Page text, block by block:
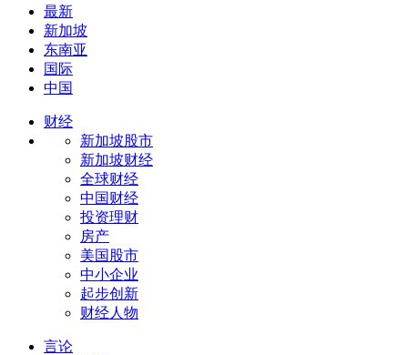
最新
新加坡
东南亚
国际
中国
财经
新加坡股市
新加坡财经
全球财经
中国财经
投资理财
房产
美国股市
中小企业
起步创新
财经人物
言论